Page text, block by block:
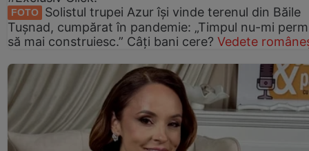
FOTO
Solistul trupei Azur își vinde terenul din Băile
Tușnad, cumpărat în pandemie: „Timpul nu-mi
să mai construiesc.” Câți bani cere? Vedete